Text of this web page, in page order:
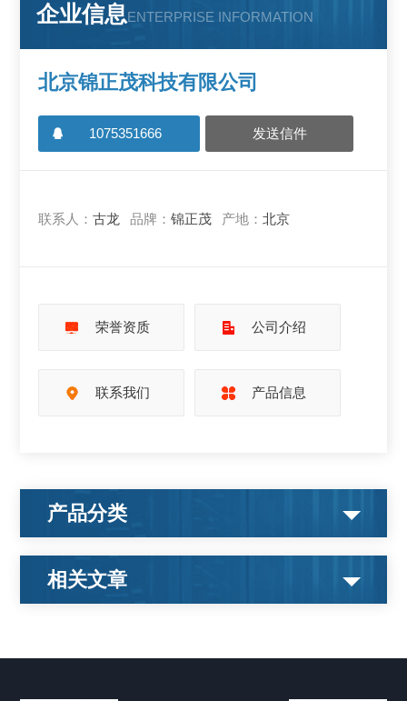
企业信息ENTERPRISE INFORMATION
北京锦正茂科技有限公司
1075351666 发送信件
联系人：古龙 品牌：锦正茂 产地：北京
荣誉资质 公司介绍
联系我们 产品信息
产品分类
相关文章